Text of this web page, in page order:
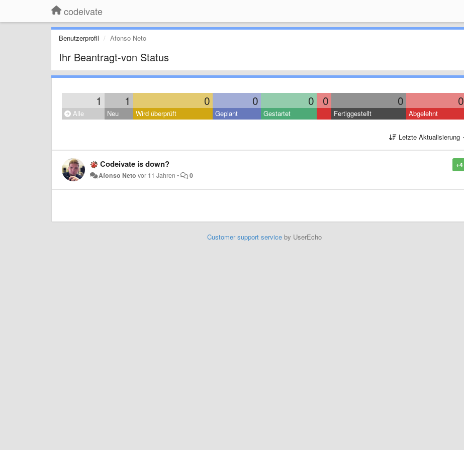
codeivate
Benutzerprofil Afonso Neto
Ihr Beantragt-von Status
1 1 0 0 0 0 0 0
Alle Neu Wird überprüft Geplant Gestartet Fertiggestellt Abgelehnt
Letzte Aktualisierung
+4
Codeivate is down?
Afonso Neto vor 11 Jahren • 0
Customer support serviceby UserEcho